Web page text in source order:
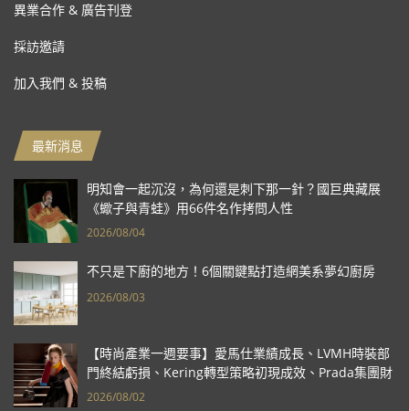
異業合作 & 廣告刊登
採訪邀請
加入我們 & 投稿
最新消息
明知會一起沉沒，為何還是刺下那一針？國巨典藏展
《蠍子與青蛙》用66件名作拷問人性
2026/08/04
不只是下廚的地方！6個關鍵點打造網美系夢幻廚房
2026/08/03
【時尚產業一週要事】愛馬仕業績成長、LVMH時裝部
門終結虧損、Kering轉型策略初現成效、Prada集團財
報亮眼
2026/08/02